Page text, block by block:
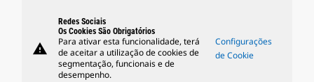
warning
Redes Sociais
Os Cookies São Obrigatórios
Para ativar esta funcionalidade, terá
de aceitar a utilização de cookies de
segmentação, funcionais e de
desempenho.
Configurações
de Cookie